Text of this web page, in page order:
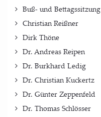
Buß- und Bettagssitzung
Christian Reißner
Dirk Thöne
Dr. Andreas Reipen
Dr. Burkhard Ledig
Dr. Christian Kuckertz
Dr. Günter Zeppenfeld
Dr. Thomas Schlösser